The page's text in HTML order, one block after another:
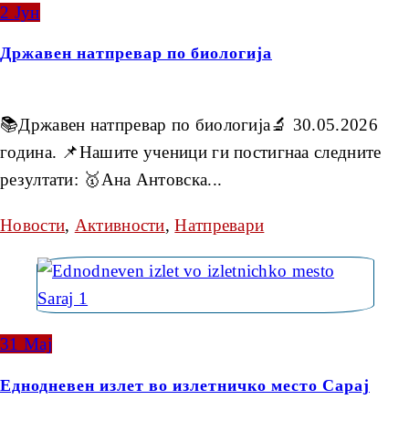
2 Јун
Државен натпревар по биологија
📚Државен натпревар по биологија🔬 30.05.2026
година. 📌Нашите ученици ги постигнаа следните
резултати: 🥇Ана Антовска...
Новости, Активности,Натпревари
31 Мај
Еднодневен излет во излетничко место Сарај